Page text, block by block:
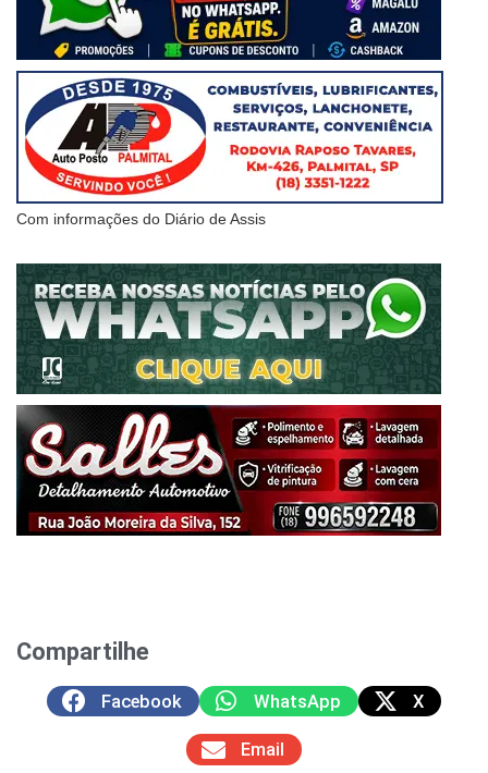
Com informações do Diário de Assis
Compartilhe
Facebook WhatsApp X
Email